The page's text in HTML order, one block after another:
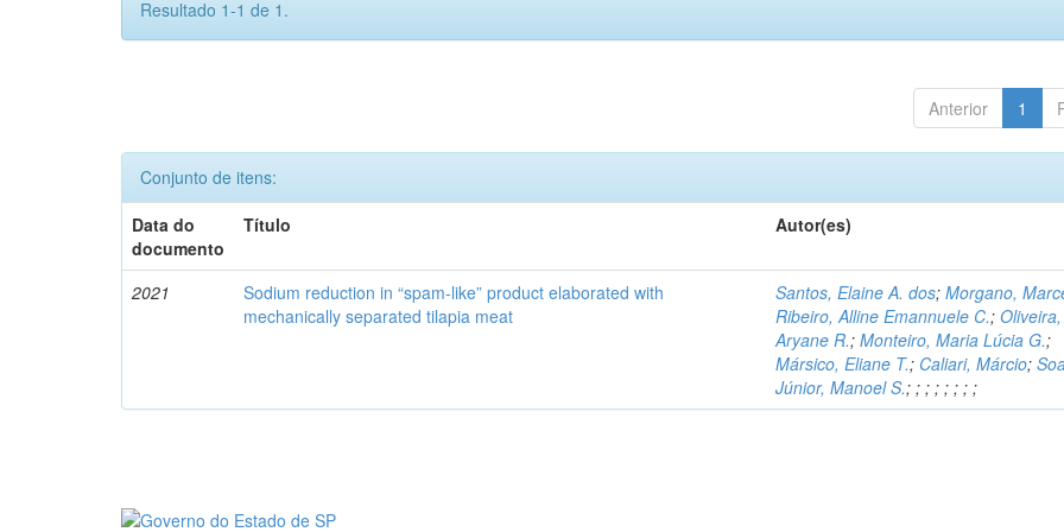
Resultado 1-1 de 1.
Anterior 1
Conjunto de itens:
Data do
documento
Título Autor(es)
2021
Sodium reduction in “spam-like” product elaborated with
mechanically separated tilapia meat
Santos, Elaine A. dos;Morgano,
Ribeiro, Alline Emannuele C.;Oliveira,
Aryane R.;Monteiro, Maria Lúcia G.;
Mársico, Eliane T.; Caliari, Márcio;
Júnior, Manoel S.;;;;;;;;